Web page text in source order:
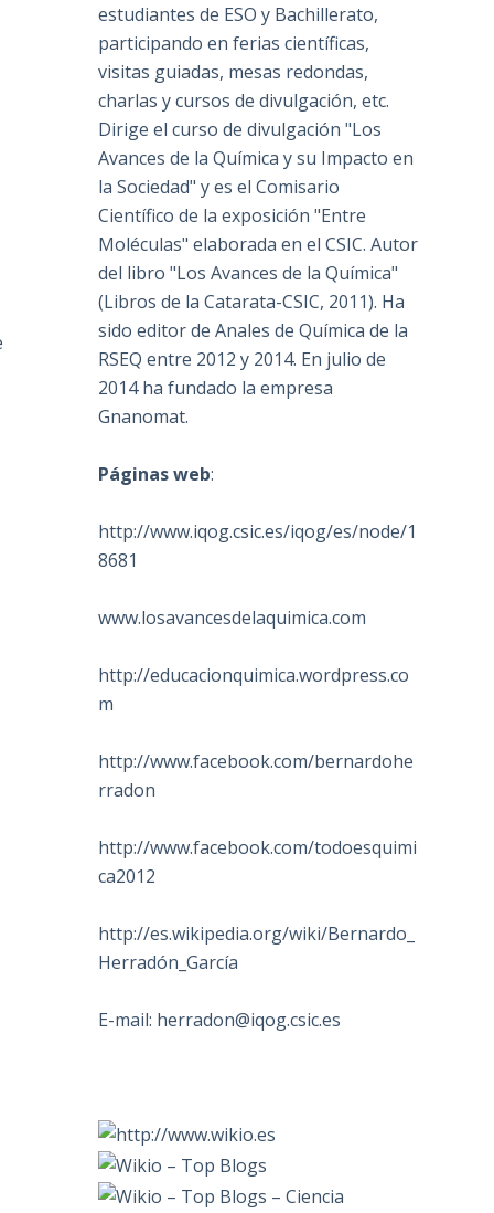
estudiantes de ESO y Bachillerato,
participando en ferias científicas,
visitas guiadas, mesas redondas,
charlas y cursos de divulgación, etc.
Dirige el curso de divulgación "Los
Avances de la Química y su Impacto en
la Sociedad" y es el Comisario
Científico de la exposición "Entre
Moléculas" elaborada en el CSIC. Autor
del libro "Los Avances de la Química"
(Libros de la Catarata-CSIC, 2011). Ha
sido editor de Anales de Química de la
RSEQ entre 2012 y 2014. En julio de
2014 ha fundado la empresa
Gnanomat.
Páginas web:
http://www.iqog.csic.es/iqog/es/node/1
8681
www.losavancesdelaquimica.com
http://educacionquimica.wordpress.co
m
http://www.facebook.com/bernardohe
rradon
http://www.facebook.com/todoesquimi
ca2012
http://es.wikipedia.org/wiki/Bernardo_
Herradón_García
E-mail: herradon@iqog.csic.es